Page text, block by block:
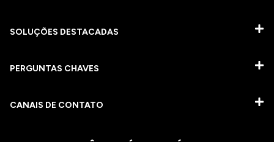
SOLUÇÕES DESTACADAS
PERGUNTAS CHAVES​
CANAIS DE CONTATO